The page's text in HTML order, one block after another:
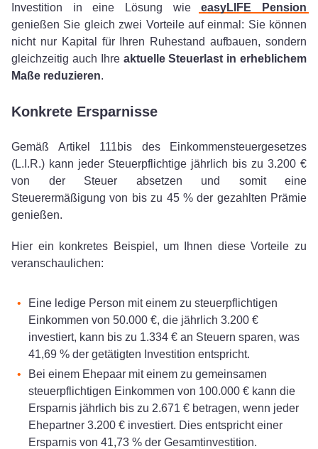
Investition in eine Lösung wieeasyLIFE Pension
genießen Sie gleich zwei Vorteile auf einmal: Sie können
nicht nur Kapital für Ihren Ruhestand aufbauen, sondern
gleichzeitig auch Ihre aktuelle Steuerlast in erheblichem
Maße reduzieren.
Konkrete Ersparnisse
Gemäß Artikel 111bis des Einkommensteuergesetzes
(L.I.R.) kann jeder Steuerpflichtige jährlich bis zu 3.200 €
von der Steuer absetzen und somit eine
Steuerermäßigung von bis zu 45 % der gezahlten Prämie
genießen.
Hier ein konkretes Beispiel, um Ihnen diese Vorteile zu
veranschaulichen:
Eine ledige Person mit einem zu steuerpflichtigen
Einkommen von 50.000 €, die jährlich 3.200 €
investiert, kann bis zu 1.334 € an Steuern sparen, was
41,69 % der getätigten Investition entspricht.
Bei einem Ehepaar mit einem zu gemeinsamen
steuerpflichtigen Einkommen von 100.000 € kann die
Ersparnis jährlich bis zu 2.671 € betragen, wenn jeder
Ehepartner 3.200 € investiert. Dies entspricht einer
Ersparnis von 41,73 % der Gesamtinvestition.